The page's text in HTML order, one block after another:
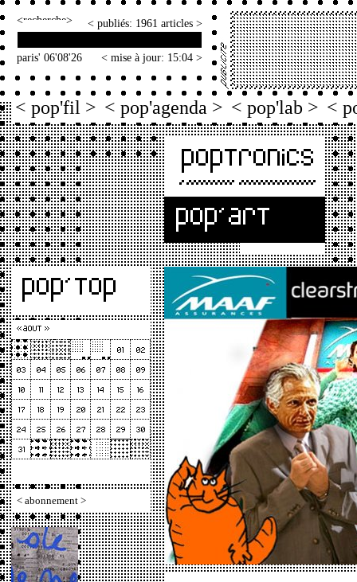
< > < publiés: 1961 articles >
paris' 06'08'26 < mise à jour: 15:04 >
< pop'fil > < pop'agenda > < pop'lab > <
< abonnement >